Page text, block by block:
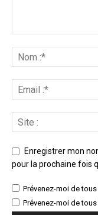
Enregistrer mon
pour la prochaine fois
Prévenez-moi de
Prévenez-moi de